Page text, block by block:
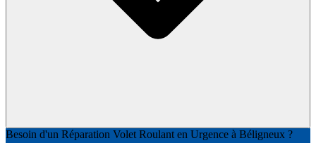
Besoin d'un Réparation Volet Roulant en Urgence à Béligneux ?